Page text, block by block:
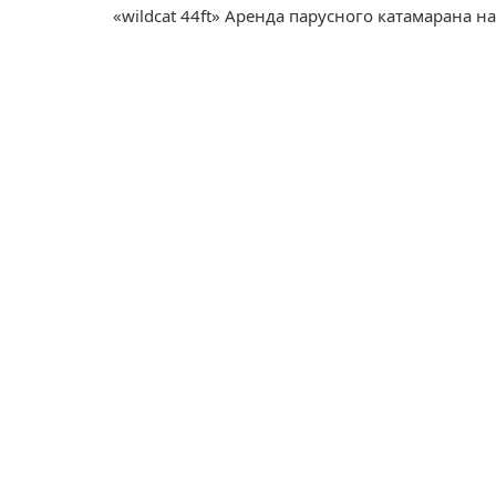
«wildcat 44ft» Аренда парусного катамарана